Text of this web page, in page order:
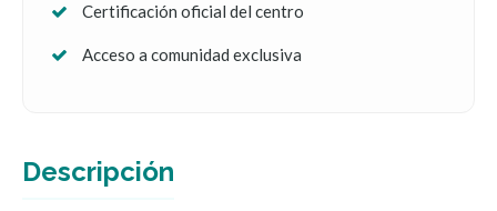
Certificación oficial del centro
Acceso a comunidad exclusiva
Descripción